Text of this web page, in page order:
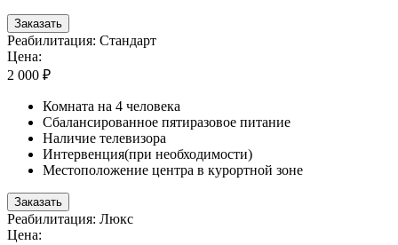
Заказать
Реабилитация: Стандарт
Цена:
2 000 ₽
Комната на 4 человека
Сбалансированное пятиразовое питание
Наличие телевизора
Интервенция(при необходимости)
Местоположение центра в курортной зоне
Заказать
Реабилитация: Люкс
Цена: